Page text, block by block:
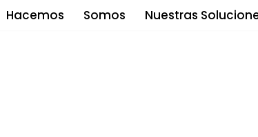
Hacemos Somos Nuestras